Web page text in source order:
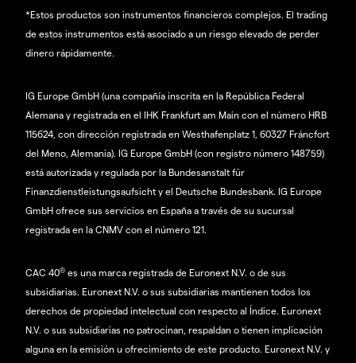
*Estos productos son instrumentos financieros complejos. El trading
de estos instrumentos está asociado a un riesgo elevado de perder
dinero rápidamente.
IG Europe GmbH (una compañía inscrita en la República Federal
Alemana y registrada en el IHK Frankfurt am Main con el número HRB
115624, con dirección registrada en Westhafenplatz 1, 60327 Fráncfort
del Meno, Alemania). IG Europe GmbH (con registro número 148759)
está autorizada y regulada por la Bundesanstalt für
Finanzdienstleistungsaufsicht y el Deutsche Bundesbank. IG Europe
GmbH ofrece sus servicios en España a través de su sucursal
registrada en la CNMV con el número 121.
CAC 40® es una marca registrada de Euronext N.V. o de sus
subsidiarias. Euronext N.V. o sus subsidiarias mantienen todos los
derechos de propiedad intelectual con respecto al Índice. Euronext
N.V. o sus subsidiarias no patrocinan, respaldan o tienen implicación
alguna en la emisión u ofrecimiento de este producto. Euronext N.V. y